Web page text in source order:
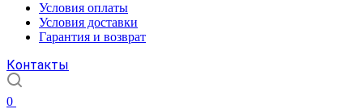
Условия оплаты
Условия доставки
Гарантия и возврат
Контакты
0